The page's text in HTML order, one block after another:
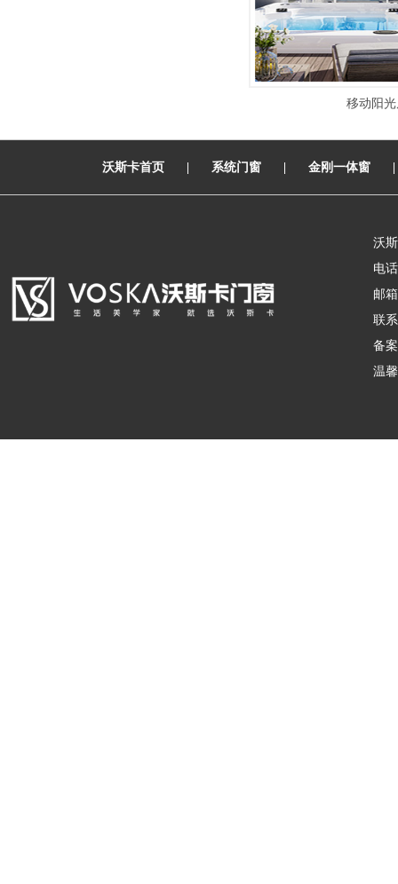
移动阳
沃斯卡首页 系统门窗 金刚一体窗
沃
电
邮
联
备
温